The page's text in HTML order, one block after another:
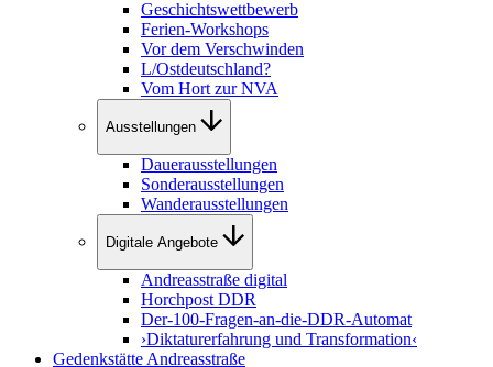
Geschichtswettbewerb
Ferien-Workshops
Vor dem Verschwinden
L/Ostdeutschland?
Vom Hort zur NVA
Ausstellungen
Dauerausstellungen
Sonderausstellungen
Wanderausstellungen
Digitale Angebote
Andreasstraße digital
Horchpost DDR
Der-100-Fragen-an-die-DDR-Automat
›Diktaturerfahrung und Transformation‹
Gedenkstätte Andreasstraße